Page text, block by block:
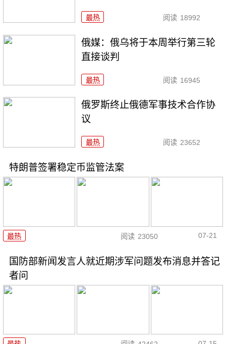
最热 阅读 18992
俄媒：俄乌将于本周举行第三轮
直接谈判
最热 阅读 16945
俄罗斯终止俄德军事技术合作协
议
最热 阅读 23652
特朗普签署稳定币监管法案
最热 阅读 23050 07-21
国防部新闻发言人就近期涉军问题发布消息并答记
者问